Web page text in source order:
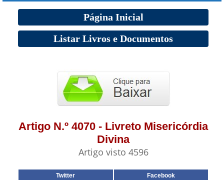
Página Inicial
Listar Livros e Documentos
Artigo N.º 4070 - Livreto Misericórdia
Divina
Artigo visto 4596
Twitter
Facebook